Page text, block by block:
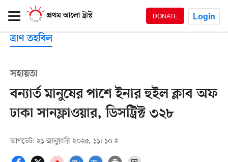
DONATE Login
ত্রাণ তহবিল
সহায়তা
বন্যার্ত মানুষের পাশে ইনার হুইল ক্লাব অফ
ঢাকা সানফ্লাওয়ার, ডিসট্রিক্ট ৩২৮
আপডেট: ২১ জানুয়ারি ২০২৫, ১১: ১০